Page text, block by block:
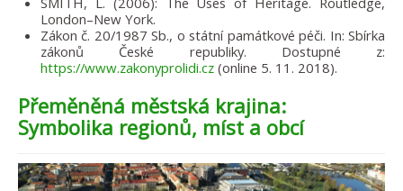
London–New York.
Zákon č. 20/1987 Sb., o státní památkové péči. In: Sbírka
zákonů České republiky. Dostupné z:
https://www.zakonyprolidi.cz (online 5. 11. 2018).
Přeměněná městská krajina:
Symbolika regionů, míst a obcí